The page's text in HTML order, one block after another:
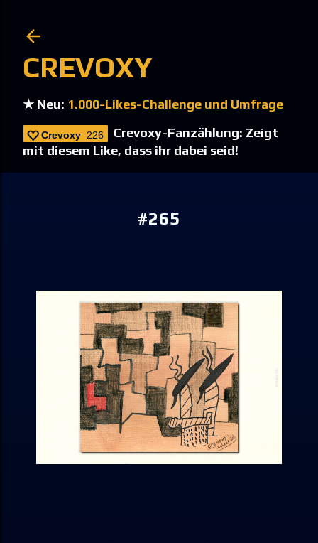
CREVOXY
★ Neu: 1.000-Likes-Challenge und Umfrage
Crevoxy 226
Crevoxy-Fanzählung: Zeigt
mit diesem Like, dass ihr dabei seid!
#265